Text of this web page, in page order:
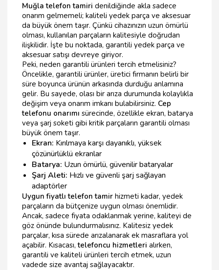
Muğla telefon tamiri denildiğinde akla sadece
onarım gelmemeli; kaliteli yedek parça ve aksesuar
da büyük önem taşır. Çünkü cihazınızın uzun ömürlü
olması, kullanılan parçaların kalitesiyle doğrudan
ilişkilidir. İşte bu noktada, garantili yedek parça ve
aksesuar satışı devreye giriyor.
Peki, neden garantili ürünleri tercih etmelisiniz?
Öncelikle, garantili ürünler, üretici firmanın belirli bir
süre boyunca ürünün arkasında durduğu anlamına
gelir. Bu sayede, olası bir arıza durumunda kolaylıkla
değişim veya onarım imkanı bulabilirsiniz. Cep
telefonu onarımı sürecinde, özellikle ekran, batarya
veya şarj soketi gibi kritik parçaların garantili olması
büyük önem taşır.
Ekran: Kırılmaya karşı dayanıklı, yüksek
çözünürlüklü ekranlar
Batarya: Uzun ömürlü, güvenilir bataryalar
Şarj Aleti: Hızlı ve güvenli şarj sağlayan
adaptörler
Uygun fiyatlı telefon tamir hizmeti kadar, yedek
parçaların da bütçenize uygun olması önemlidir.
Ancak, sadece fiyata odaklanmak yerine, kaliteyi de
göz önünde bulundurmalısınız. Kalitesiz yedek
parçalar, kısa sürede arızalanarak ek masraflara yol
açabilir. Kısacası,telefoncu hizmetleri alırken,
garantili ve kaliteli ürünleri tercih etmek, uzun
vadede size avantaj sağlayacaktır.